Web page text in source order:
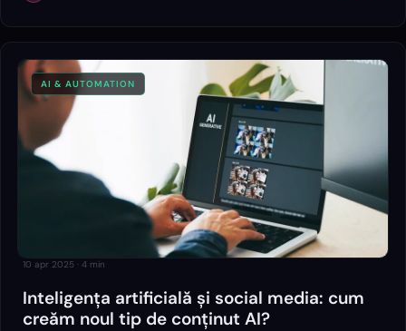
AI & AUTOMATION
10 apr 2025 · 4 min
Inteligența artificială și social media: cum
creăm noul tip de conținut AI?